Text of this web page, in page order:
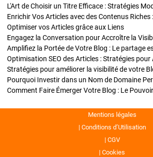
L'Art de Choisir un Titre Efficace : Stratégies
Optimiser vos Articles grâce aux Liens
Engagez la Conversation pour Accroître la
Amplifiez la Portée de Votre Blog : Le partage
Mentions légales
Conditions d’Utilisation
CGV
Cookies